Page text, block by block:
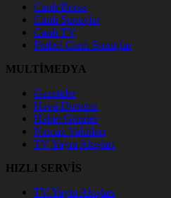
Canlı Borsa
Canlı Sonuçlar
Canlı TV
Futbol Canlı Sonuçlar
MULTİMEDYA
Gazeteler
Hava Durumu
Haber Gönder
Namaz Vakitleri
TV Yayın Akışları
HIZLI SERVİS
TV Yayın Akışları